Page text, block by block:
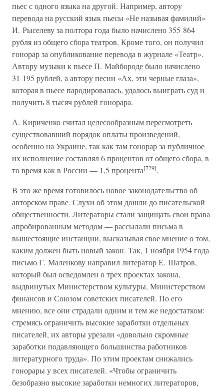
пьес с одного языка на другой. Например, автору
перевода на русский язык пьесы «Не называя фамилий»
И. Рыселеву за полтора года было начислено 355 864
рубля из общего сбора театров. Кроме того, он получил
гонорар за опубликование перевода в журнале «Театр».
Автору музыки к пьесе П. Майбороде было начислено
31 195 рублей, а автору песни «Ах, эти черные глаза»,
которая в пьесе пародировалась, удалось выиграть суд и
получить 8 тысяч рублей гонорара.
А. Кириченко считал целесообразным пересмотреть
существовавший порядок оплаты произведений,
особенно на Украине, так как там гонорар за публичное
их исполнение составлял 6 процентов от общего сбора, в
то время как в России — 1,5 процента[729].
В это же время готовилось новое законодательство об
авторском праве. Слухи об этом дошли до писательской
общественности. Литераторы стали защищать свои права
апробированным методом — рассылали письма в
вышестоящие инстанции, высказывая свое мнение о том,
каким должен быть новый закон. Так, 1 ноября 1954 года
письмо Г. Маленкову направил литератор Е. Шатров,
который был осведомлен о трех проектах закона,
выдвинутых Министерством культуры, Министерством
финансов и Союзом советских писателей. По его
мнению, все они страдали одним и тем же недостатком:
стремясь ограничить высокие заработки отдельных
писателей, их авторы урезали «довольно скромные
заработки подавляющего большинства работников
литературного труда». По этим проектам снижались
гонорары у всех писателей. «Чтобы ограничить
безобразно высокие заработки немногих литераторов,